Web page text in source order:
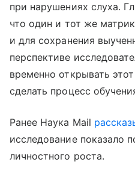
при нарушениях слуха.
что один и тот же
и для сохранения
перспективе
временно открывать
сделать процесс
Ранее Наука Mail
исследование показало
личностного роста.